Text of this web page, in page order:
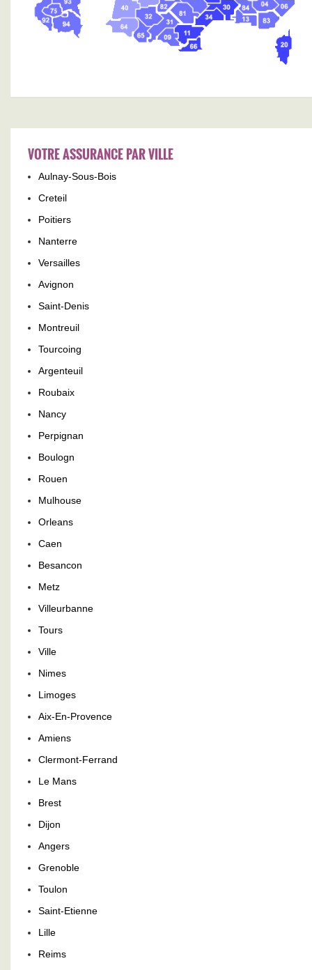
VOTRE ASSURANCE PAR VILLE
Aulnay-Sous-Bois
Creteil
Poitiers
Nanterre
Versailles
Avignon
Saint-Denis
Montreuil
Tourcoing
Argenteuil
Roubaix
Nancy
Perpignan
Boulogn
Rouen
Mulhouse
Orleans
Caen
Besancon
Metz
Villeurbanne
Tours
Ville
Nimes
Limoges
Aix-En-Provence
Amiens
Clermont-Ferrand
Le Mans
Brest
Dijon
Angers
Grenoble
Toulon
Saint-Etienne
Lille
Reims